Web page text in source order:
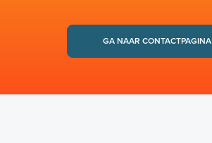
GA NAAR CONTACTPAGINA